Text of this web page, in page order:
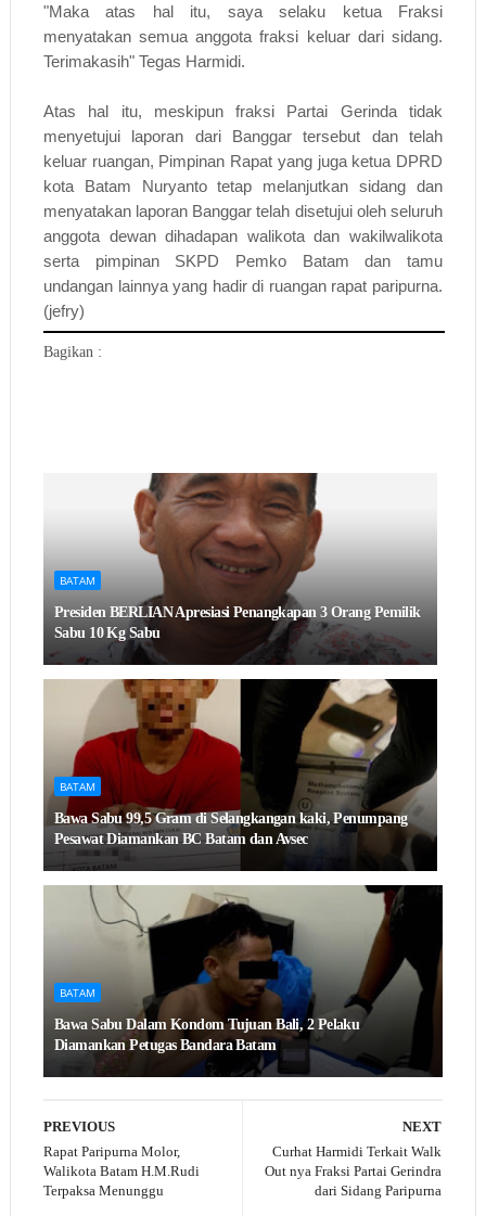
"Maka atas hal itu, saya selaku ketua Fraksi
menyatakan semua anggota fraksi keluar dari sidang.
Terimakasih" Tegas Harmidi.
Atas hal itu, meskipun fraksi Partai Gerinda tidak
menyetujui laporan dari Banggar tersebut dan telah
keluar ruangan, Pimpinan Rapat yang juga ketua DPRD
kota Batam Nuryanto tetap melanjutkan sidang dan
menyatakan laporan Banggar telah disetujui oleh seluruh
anggota dewan dihadapan walikota dan wakilwalikota
serta pimpinan SKPD Pemko Batam dan tamu
undangan lainnya yang hadir di ruangan rapat paripurna.
(jefry)
Bagikan :
BATAM
Presiden BERLIAN Apresiasi Penangkapan 3 Orang Pemilik
Sabu 10 Kg Sabu
BATAM
Bawa Sabu 99,5 Gram di Selangkangan kaki, Penumpang
Pesawat Diamankan BC Batam dan Avsec
BATAM
Bawa Sabu Dalam Kondom Tujuan Bali, 2 Pelaku
Diamankan Petugas Bandara Batam
NEXT
Curhat Harmidi Terkait Walk
Out nya Fraksi Partai Gerindra
dari Sidang Paripurna
PREVIOUS
Rapat Paripurna Molor,
Walikota Batam H.M.Rudi
Terpaksa Menunggu